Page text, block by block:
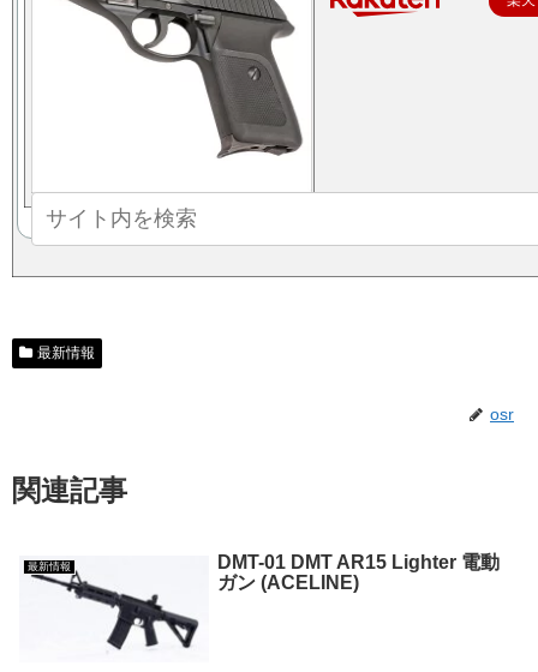
最新情報
osr
関連記事
最新情報
DMT-01 DMT AR15 Lighter 電動
ガン (ACELINE)